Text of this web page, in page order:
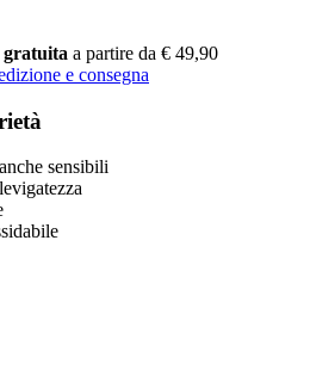
gratuita a partire da € 49,90
e consegna
sensibili